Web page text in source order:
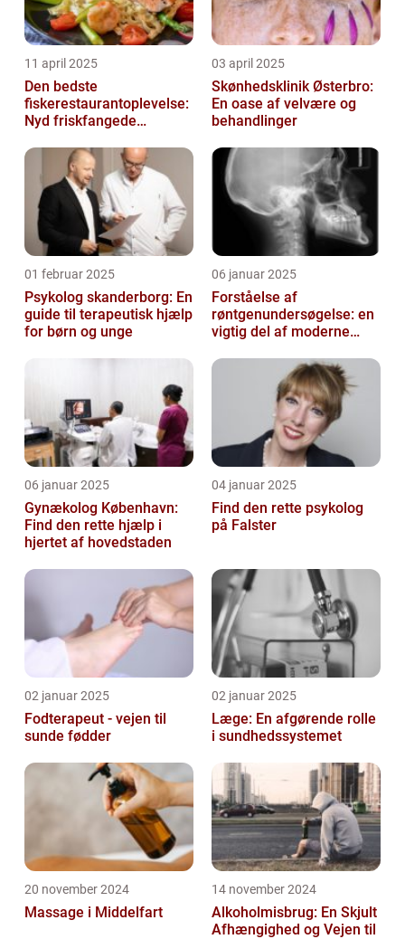
11 april 2025
Den bedste
fiskerestaurantoplevelse:
Nyd friskfangede
03 april 2025
Skønhedsklinik Østerbro:
En oase af velvære og
behandlinger
01 februar 2025
Psykolog skanderborg: En
guide til terapeutisk hjælp
for børn og unge
06 januar 2025
Forståelse af
røntgenundersøgelse: en
vigtig del af moderne
06 januar 2025
Gynækolog København:
Find den rette hjælp i
hjertet af hovedstaden
04 januar 2025
Find den rette psykolog
på Falster
02 januar 2025
Fodterapeut - vejen til
sunde fødder
02 januar 2025
Læge: En afgørende rolle
i sundhedssystemet
20 november 2024
Massage i Middelfart
14 november 2024
Alkoholmisbrug: En Skjult
Afhængighed og Vejen til